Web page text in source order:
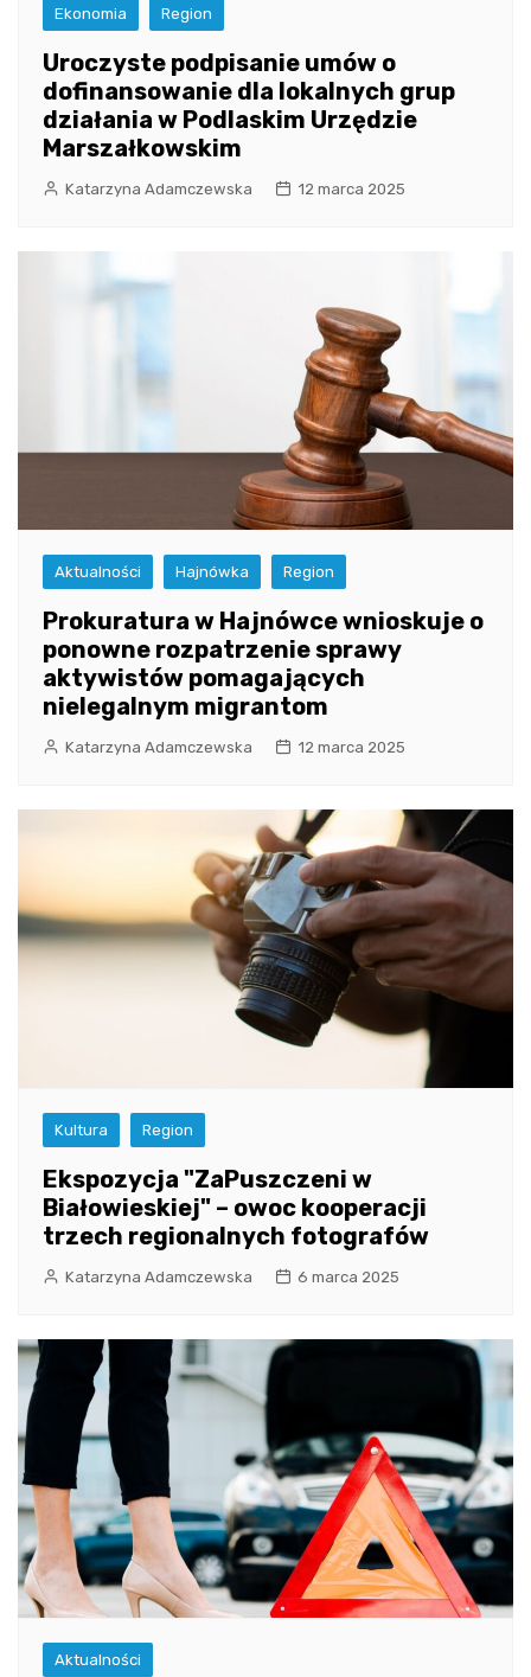
Ekonomia Region
Uroczyste podpisanie umów o
dofinansowanie dla lokalnych grup
działania w Podlaskim Urzędzie
Marszałkowskim
Katarzyna Adamczewska 12 marca 2025
Aktualności Hajnówka Region
Prokuratura w Hajnówce wnioskuje o
ponowne rozpatrzenie sprawy
aktywistów pomagających
nielegalnym migrantom
Katarzyna Adamczewska 12 marca 2025
Kultura Region
Ekspozycja "ZaPuszczeni w
Białowieskiej" – owoc kooperacji
trzech regionalnych fotografów
Katarzyna Adamczewska 6 marca 2025
Aktualności